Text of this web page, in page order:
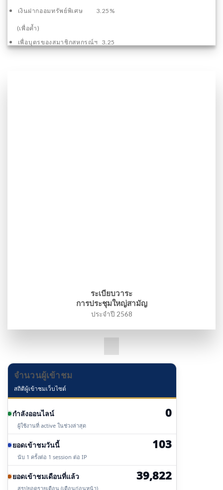
เงินฝากออมทรัพย์พิเศษ 3.25%
(เพื่อค้ำ)
เพื่อบุตรของสมาชิกสหกรณ์ฯ 3.25
ระเบียบวาระ
การประชุมใหญ่สามัญ
ประจำปี 2568
จำนวนผู้เข้าชม
สถิติผู้เข้าชมเว็บไซต์
กำลังออนไลน์ 0
ผู้ใช้งานที่ active ในช่วงล่าสุด
ยอดเข้าชมวันนี้ 103
นับ 1 ครั้งต่อ 1 session ต่อ IP
ยอดเข้าชมเดือนที่แล้ว 39,822
สรุปยอดรายเดือน (เดือนก่อนหน้า)